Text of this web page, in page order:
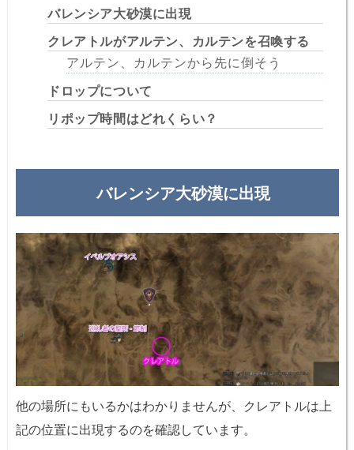
バレンシア大砂漠に出現
クレアトルがアルテン、カルテンを召喚する
アルテン、カルテンから先に倒そう
ドロップについて
リポップ時間はどれくらい？
バレンシア大砂漠に出現
他の場所にもいるかはわかりませんが、クレアトルは上
記の位置に出現するのを確認しています。